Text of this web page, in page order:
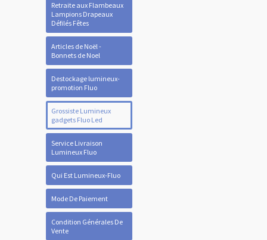
Retraite aux Flambeaux
Lampions Drapeaux
Défilés Fêtes
Articles de Noël -
Bonnets de Noel
Destockage lumineux-
promotion Fluo
Grossiste Lumineux
gadgets Fluo Led
Service Livraison
Lumineux Fluo
Qui Est Lumineux-Fluo
Mode De Paiement
Condition Générales De
Vente